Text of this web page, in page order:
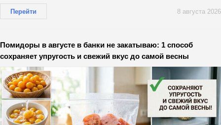
Перейти 8 августа 2026
Помидоры в августе в банки не закатываю: 1 способ
сохраняет упругость и свежий вкус до самой весны